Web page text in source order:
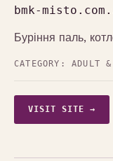
bmk-
Буріння паль,
CATEGORY: ADULT
VISIT SITE →